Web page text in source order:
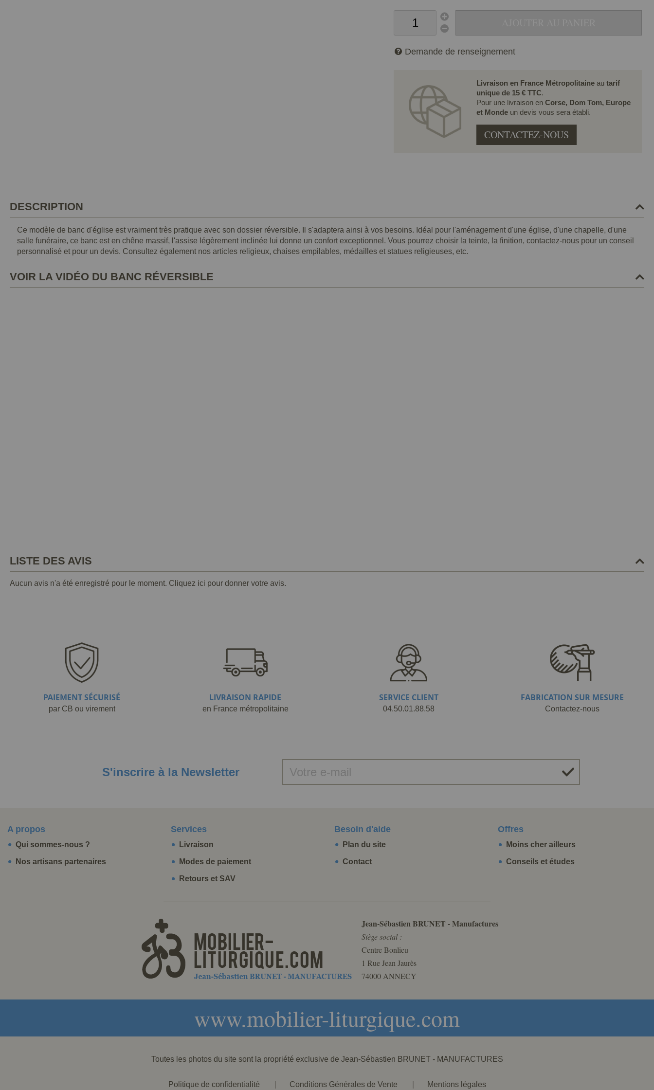
Demande de renseignement
Livraison en France Métropolitaineau tarif
unique de 15 € TTC.
Pour une livraison en Corse, Dom Tom, Europe
et Monde un devis vous sera établi.
CONTACTEZ-NOUS
DESCRIPTION
Ce modèle de banc d'église est vraiment très pratique avec son dossier réversible. Il s'adaptera ainsi à vos besoins. Idéal pour l'aménagement d'une église, d'une chapelle, d'une
salle funéraire, ce banc est en chêne massif, l'assise légèrement inclinée lui donne un confort exceptionnel. Vous pourrez choisir la teinte, la finition, contactez-nous pour un conseil
personnalisé et pour un devis. Consultez également nos articles religieux, chaises empilables, médailles et statues religieuses, etc.
VOIR LA VIDÉO DU BANC RÉVERSIBLE
LISTE DES AVIS
Aucun avis n'a été enregistré pour le moment. Cliquez ici pour donner votre avis.
PAIEMENT SÉCURISÉ
par CB ou virement
LIVRAISON RAPIDE
en France métropolitaine
SERVICE CLIENT
04.50.01.88.58
FABRICATION SUR MESURE
Contactez-nous
S'inscrire à la Newsletter
A propos
Qui sommes-nous ?
Nos artisans partenaires
Services
Livraison
Modes de paiement
Retours et SAV
Besoin d'aide
Plan du site
Contact
Offres
Moins cher ailleurs
Conseils et études
Jean-Sébastien BRUNET - Manufactures
Siège social :
Centre Bonlieu
1 Rue Jean Jaurès
74000 ANNECY
www.mobilier-liturgique.com
Toutes les photos du site sont la propriété exclusive de Jean-Sébastien BRUNET - MANUFACTURES
Politique de confidentialité Conditions Générales de Vente Mentions légales